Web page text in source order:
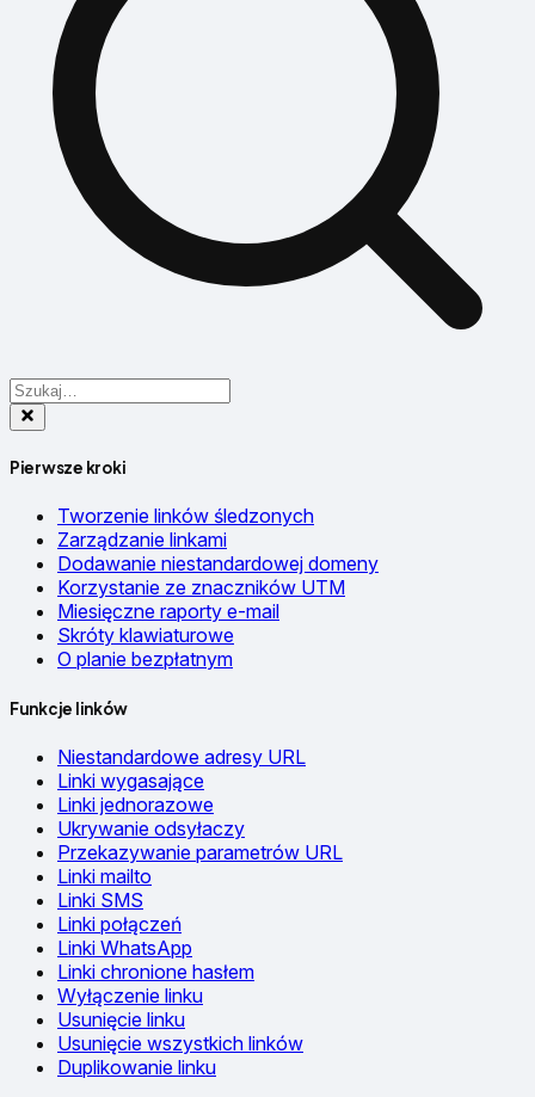
Pierwsze kroki
Tworzenie linków śledzonych
Zarządzanie linkami
Dodawanie niestandardowej domeny
Korzystanie ze znaczników UTM
Miesięczne raporty e-mail
Skróty klawiaturowe
O planie bezpłatnym
Funkcje linków
Niestandardowe adresy URL
Linki wygasające
Linki jednorazowe
Ukrywanie odsyłaczy
Przekazywanie parametrów URL
Linki mailto
Linki SMS
Linki połączeń
Linki WhatsApp
Linki chronione hasłem
Wyłączenie linku
Usunięcie linku
Usunięcie wszystkich linków
Duplikowanie linku